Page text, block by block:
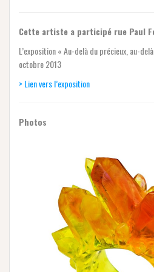
Cette artiste a participé rue Paul
L’exposition « Au-delà du précieux, au-
octobre 2013
> Lien vers l’exposition
Photos